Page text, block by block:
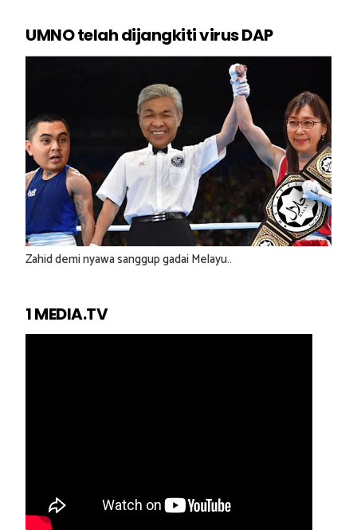
UMNO telah dijangkiti virus DAP
Zahid demi nyawa sanggup gadai Melayu..
1 MEDIA.TV